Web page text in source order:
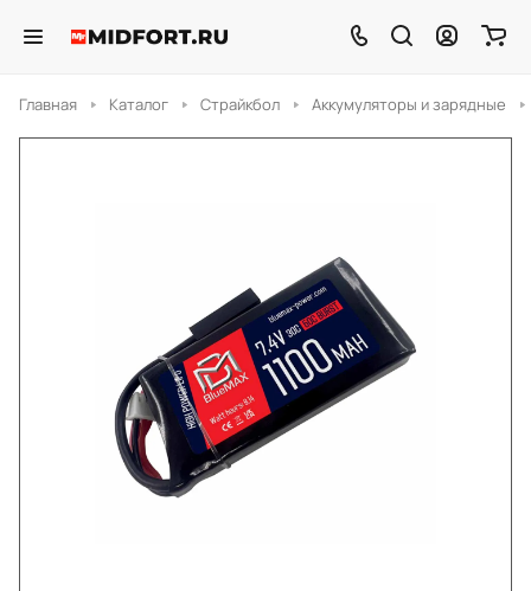
Главная Каталог Страйкбол Аккумуляторы и зарядные